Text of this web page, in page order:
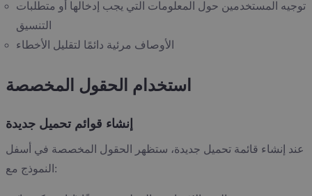
توجيه المستخدمين حول المعلومات التي يجب إدخالها أو متطلبات
التنسيق
الأوصاف مرئية دائمًا لتقليل الأخطاء
استخدام الحقول المخصصة
إنشاء قوائم تحميل جديدة
عند إنشاء قائمة تحميل جديدة، ستظهر الحقول المخصصة في أسفل
النموذج مع: